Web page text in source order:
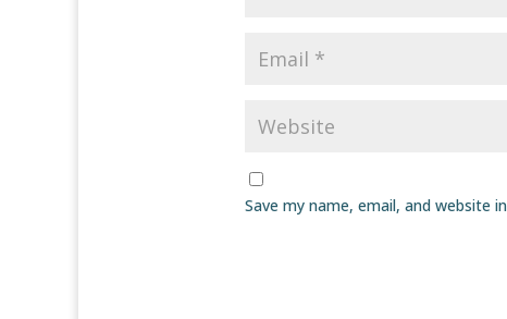
Save my name, email, and website